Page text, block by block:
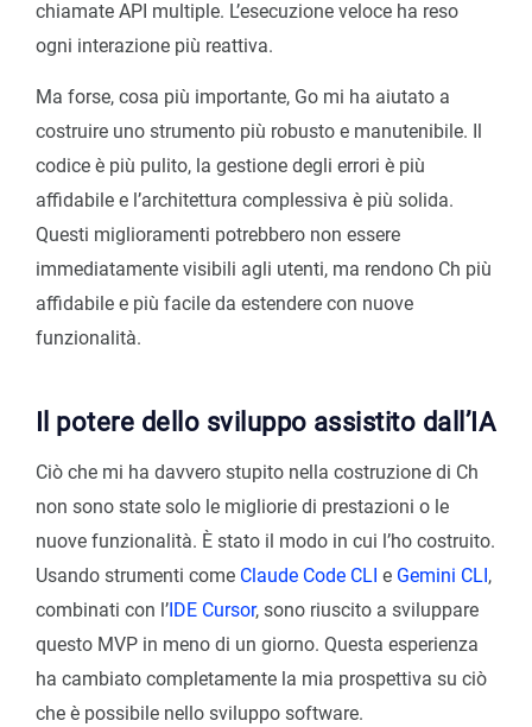
chiamate API multiple. L’esecuzione veloce ha reso
ogni interazione più reattiva.
Ma forse, cosa più importante, Go mi ha aiutato a
costruire uno strumento più robusto e manutenibile. Il
codice è più pulito, la gestione degli errori è più
affidabile e l’architettura complessiva è più solida.
Questi miglioramenti potrebbero non essere
immediatamente visibili agli utenti, ma rendono Ch più
affidabile e più facile da estendere con nuove
funzionalità.
Il potere dello sviluppo assistito dall’IA
Ciò che mi ha davvero stupito nella costruzione di Ch
non sono state solo le migliorie di prestazioni o le
nuove funzionalità. È stato il modo in cui l’ho costruito.
Usando strumenti come Claude Code CLI e Gemini CLI,
combinati con l’IDE Cursor, sono riuscito a sviluppare
questo MVP in meno di un giorno. Questa esperienza
ha cambiato completamente la mia prospettiva su ciò
che è possibile nello sviluppo software.